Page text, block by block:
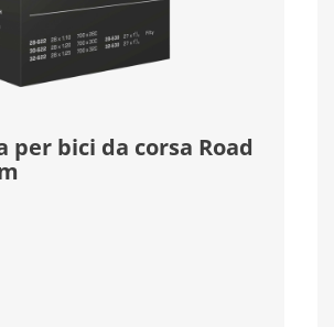
bici da corsa Road